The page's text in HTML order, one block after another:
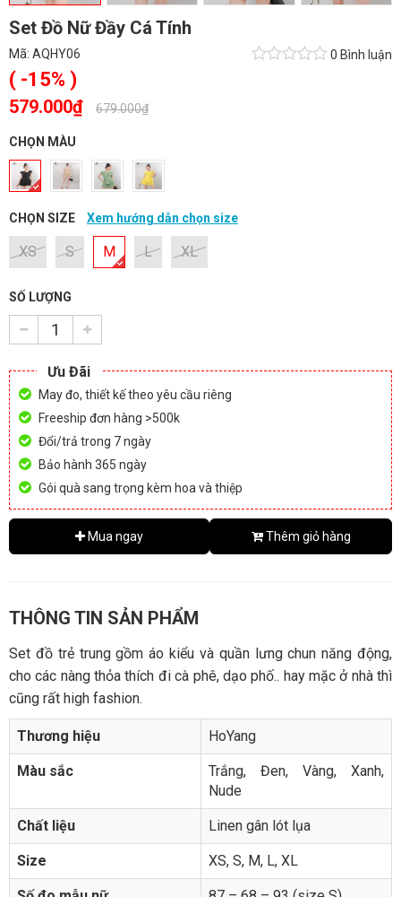
Set Đồ Nữ Đầy Cá Tính
Mã: AQHY06 0 Bình luận
( -15% )
579.000₫ 679.000₫
CHỌN MÀU
CHỌN SIZE Xem hướng dẫn chọn size
XS S M L XL
SỐ LƯỢNG
Ưu Đãi
May đo, thiết kế theo yêu cầu riêng
Freeship đơn hàng >500k
Đổi/trả trong 7 ngày
Bảo hành 365 ngày
Gói quà sang trọng kèm hoa và thiệp
Mua ngay Thêm giỏ hàng
THÔNG TIN SẢN PHẨM
Set đồ trẻ trung gồm áo kiểu và quần lưng chun năng động,
cho các nàng thỏa thích đi cà phê, dạo phố.. hay mặc ở nhà thì
cũng rất high fashion.
Thương hiệu HoYang
Màu sắc
Trắng, Đen, Vàng, Xanh,
Nude
Chất liệu Linen gân lót lụa
Size XS, S, M, L, XL